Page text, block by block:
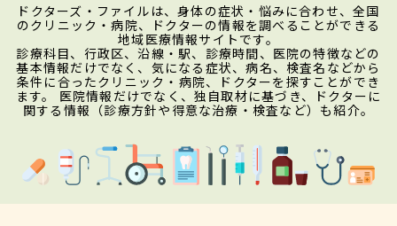
ドクターズ・ファイルは、身体の症状・悩みに合わせ、全国
のクリニック・病院、ドクターの情報を調べることができる
地域医療情報サイトです。
診療科目、行政区、沿線・駅、診療時間、医院の特徴などの
基本情報だけでなく、気になる症状、病名、検査名などから
条件に合ったクリニック・病院、ドクターを探すことができ
ます。 医院情報だけでなく、独自取材に基づき、ドクターに
関する情報（診療方針や得意な治療・検査など）も紹介。